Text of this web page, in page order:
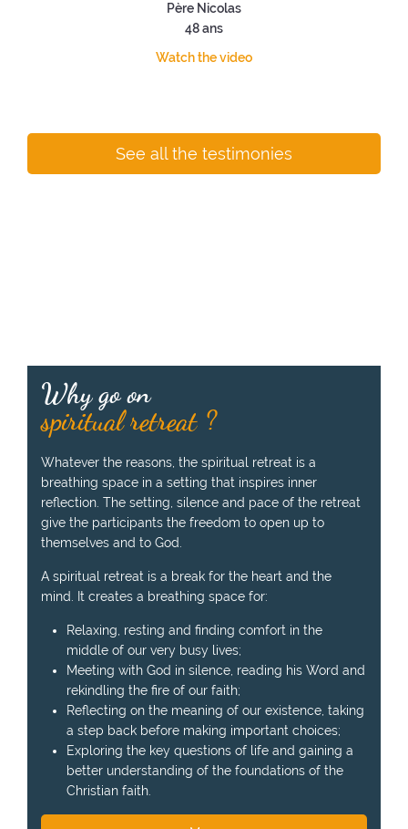
Père Nicolas
48 ans
Watch the video
See all the testimonies
Why go on
spiritual retreat ?
Whatever the reasons, the spiritual retreat is a
breathing space in a setting that inspires inner
reflection. The setting, silence and pace of the retreat
give the participants the freedom to open up to
themselves and to God.
A spiritual retreat is a break for the heart and the
mind. It creates a breathing space for:
Relaxing, resting and finding comfort in the
middle of our very busy lives;
Meeting with God in silence, reading his Word and
rekindling the fire of our faith;
Reflecting on the meaning of our existence, taking
a step back before making important choices;
Exploring the key questions of life and gaining a
better understanding of the foundations of the
Christian faith.